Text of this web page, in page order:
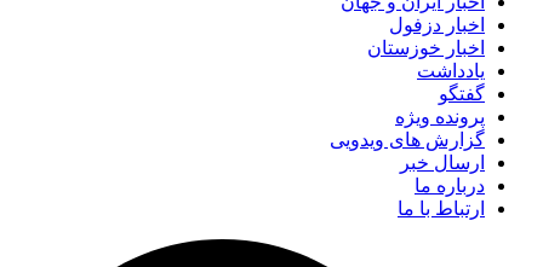
اخبار دزفول
اخبار خوزستان
یادداشت
گفتگو
پرونده ویژه
گزارش های ویدویی
ارسال خبر
درباره ما
ارتباط با ما